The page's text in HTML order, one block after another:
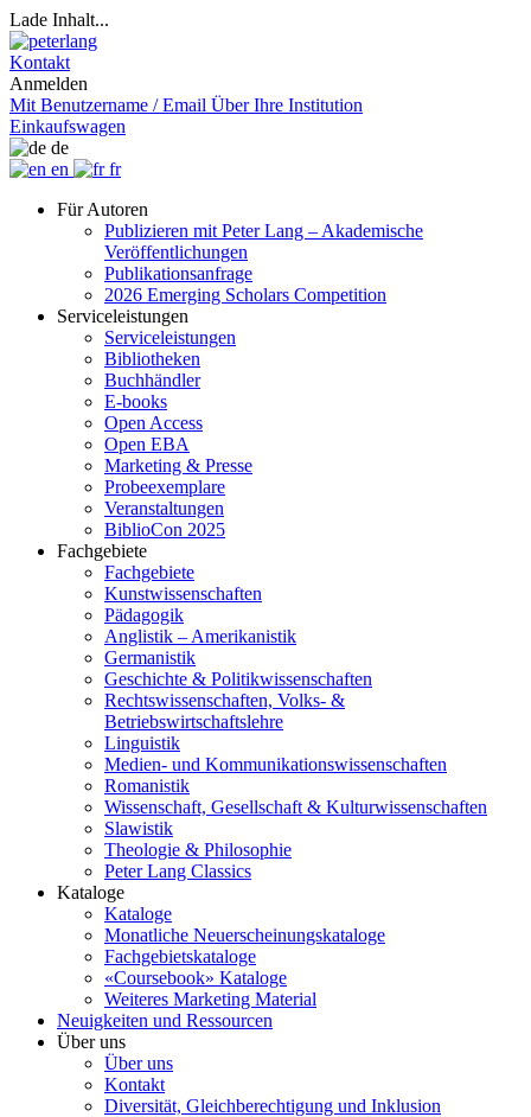
Lade Inhalt...
Kontakt
Anmelden
Mit Benutzername / Email Über Ihre Institution
Einkaufswagen
de
en
fr
Für Autoren
Publizieren mit Peter Lang – Akademische
Veröffentlichungen
Publikationsanfrage
2026 Emerging Scholars Competition
Serviceleistungen
Serviceleistungen
Bibliotheken
Buchhändler
E-books
Open Access
Open EBA
Marketing & Presse
Probeexemplare
Veranstaltungen
BiblioCon 2025
Fachgebiete
Fachgebiete
Kunstwissenschaften
Pädagogik
Anglistik – Amerikanistik
Germanistik
Geschichte & Politikwissenschaften
Rechtswissenschaften, Volks- &
Betriebswirtschaftslehre
Linguistik
Medien- und Kommunikationswissenschaften
Romanistik
Wissenschaft, Gesellschaft & Kulturwissenschaften
Slawistik
Theologie & Philosophie
Peter Lang Classics
Kataloge
Kataloge
Monatliche Neuerscheinungskataloge
Fachgebietskataloge
«Coursebook» Kataloge
Weiteres Marketing Material
Neuigkeiten und Ressourcen
Über uns
Über uns
Kontakt
Diversität, Gleichberechtigung und Inklusion